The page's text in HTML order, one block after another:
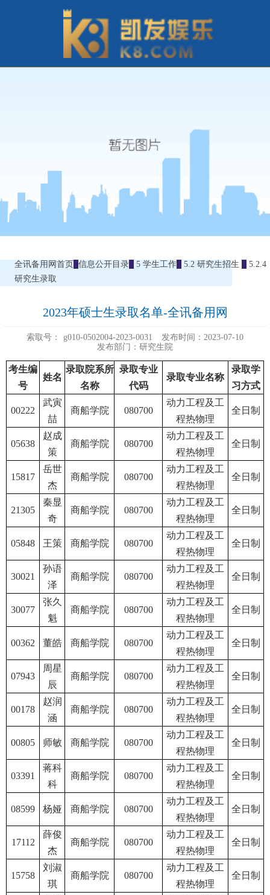
全讯备用网首页 信息公开目录 5 学生工作 5.2 研究生招生
5.2.4
研究生录取
2023年硕士生录取名单-全讯备用网
索取号： g010-0502004-2023-0031
发布时间：2023-07-10
发布部门：研究生院
考生编
号
姓名
录取院系所
名称
录取专业
代码
录取专业名称
录取学
习方式
00222
武寅
喆
商船学院 080700
动力工程及工
程热物理
全日制
05638
赵成
策
商船学院 080700
动力工程及工
程热物理
全日制
15817
岳世
杰
商船学院 080700
动力工程及工
程热物理
全日制
21305
秦显
奇
商船学院 080700
动力工程及工
程热物理
全日制
05848 王策 商船学院 080700
动力工程及工
程热物理
全日制
30021
孙语
泽
商船学院 080700
动力工程及工
程热物理
全日制
30077
张久
魁
商船学院 080700
动力工程及工
程热物理
全日制
00362 董皓 商船学院 080700
动力工程及工
程热物理
全日制
07943
周星
辰
商船学院 080700
动力工程及工
程热物理
全日制
00178
赵润
涵
商船学院 080700
动力工程及工
程热物理
全日制
00805 师敏 商船学院 080700
动力工程及工
程热物理
全日制
03391
蒋科
科
商船学院 080700
动力工程及工
程热物理
全日制
08599 杨娅 商船学院 080700
动力工程及工
程热物理
全日制
17112
薛俊
杰
商船学院 080700
动力工程及工
程热物理
全日制
15758
刘淑
琪
商船学院 080700
动力工程及工
程热物理
全日制